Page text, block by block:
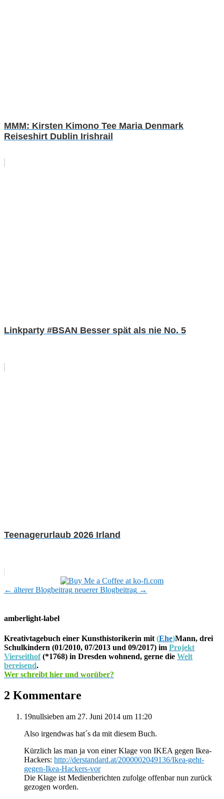
MMM: Kirsten Kimono Tee Maria Denmark
Reiseshirt Dublin Irishrail
Linkparty #BSAN Besser spät als nie No. 5
Teenagerurlaub 2026 Irland
← älterer Blogbeitrag neuerer Blogbeitrag →
amberlight-label
Kreativtagebuch einer Kunsthistorikerin mit (Ehe)Mann, drei
Schulkindern (01/2010, 07/2013 und 09/2017) im Projekt
Vierseithof(*1768) in Dresden wohnend, gerne die Welt
bereisend.
Wer schreibt hier und worüber?
2 Kommentare
19nullsieben am 27. Juni 2014 um 11:20
Also irgendwas hat´s da mit diesem Buch.
Kürzlich las man ja von einer Klage von IKEA gegen Ikea-
Hackers: http://derstandard.at/2000002049136/Ikea-geht-
gegen-Ikea-Hackers-vor
Die Klage ist Medienberichten zufolge offenbar nun zurück
gezogen worden.